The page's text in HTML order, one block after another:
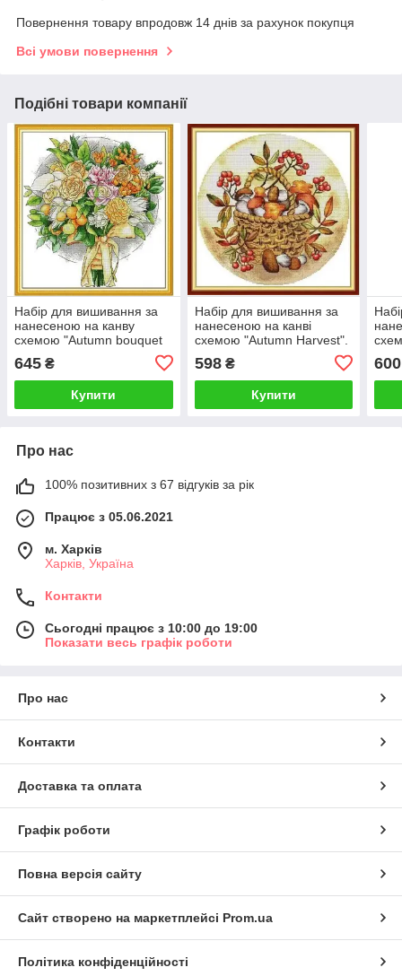
Повернення товару впродовж 14 днів за рахунок покупця
Всі умови повернення
Подібні товари компанії
Набір для вишивання за
нанесеною на канву
схемою "Autumn bouquet
33*36 см
645 ₴
Купити
Набір для вишивання за
нанесеною на канві
схемою "Autumn Harvest".
AIDA 14CT printed, 34*34
см
598₴
Купити
см
600
Про нас
100% позитивних з 67 відгуків за рік
Працює з 05.06.2021
м. Харків
Харків, Україна
Контакти
Сьогодні працює з 10:00 до 19:00
Показати весь графік роботи
Про нас
Контакти
Доставка та оплата
Графік роботи
Повна версія сайту
Сайт створено на маркетплейсі Prom.ua
Політика конфіденційності